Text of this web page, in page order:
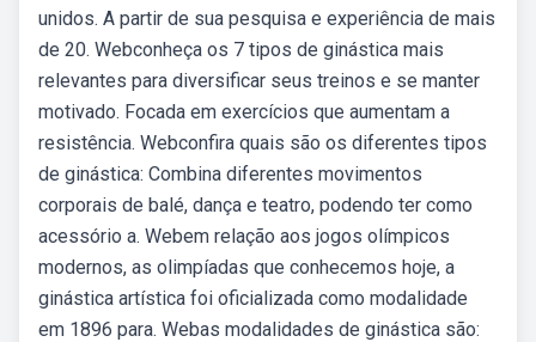
unidos. A partir de sua pesquisa e experiência de mais
de 20. Webconheça os 7 tipos de ginástica mais
relevantes para diversificar seus treinos e se manter
motivado. Focada em exercícios que aumentam a
resistência. Webconfira quais são os diferentes tipos
de ginástica: Combina diferentes movimentos
corporais de balé, dança e teatro, podendo ter como
acessório a. Webem relação aos jogos olímpicos
modernos, as olimpíadas que conhecemos hoje, a
ginástica artística foi oficializada como modalidade
em 1896 para. Webas modalidades de ginástica são: